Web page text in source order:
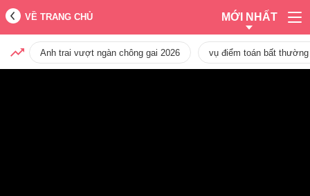
VỀ TRANG CHỦ MỚI NHẤT
Anh trai vượt ngàn chông gai 2026 vụ điểm toán bất